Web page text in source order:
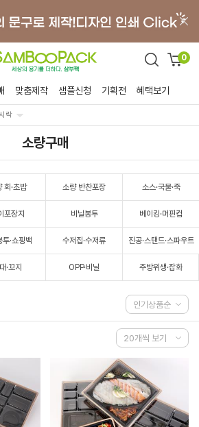
0
맞춤제작 샘플신청 기획전 혜택보기
락
소량구매
회·초밥 소량 반찬포장 소스·국물·죽
포장지 비닐봉투 베이킹·머핀컵
투·쇼핑백 수저집·수저류 진공·스탠드·스파우트
·꼬지 OPP·비닐 주방위생·잡화